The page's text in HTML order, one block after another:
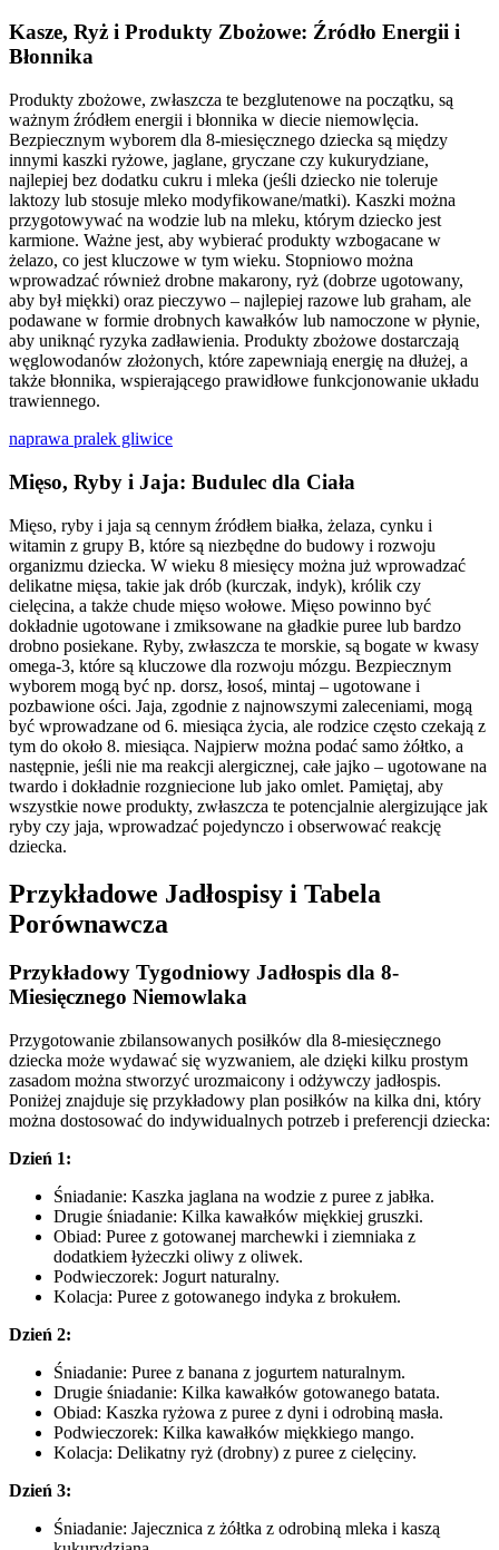
Kasze, Ryż i Produkty Zbożowe: Źródło Energii i
Błonnika
Produkty zbożowe, zwłaszcza te bezglutenowe na początku, są
ważnym źródłem energii i błonnika w diecie niemowlęcia.
Bezpiecznym wyborem dla 8-miesięcznego dziecka są między
innymi kaszki ryżowe, jaglane, gryczane czy kukurydziane,
najlepiej bez dodatku cukru i mleka (jeśli dziecko nie toleruje
laktozy lub stosuje mleko modyfikowane/matki). Kaszki można
przygotowywać na wodzie lub na mleku, którym dziecko jest
karmione. Ważne jest, aby wybierać produkty wzbogacane w
żelazo, co jest kluczowe w tym wieku. Stopniowo można
wprowadzać również drobne makarony, ryż (dobrze ugotowany,
aby był miękki) oraz pieczywo – najlepiej razowe lub graham, ale
podawane w formie drobnych kawałków lub namoczone w płynie,
aby uniknąć ryzyka zadławienia. Produkty zbożowe dostarczają
węglowodanów złożonych, które zapewniają energię na dłużej, a
także błonnika, wspierającego prawidłowe funkcjonowanie układu
trawiennego.
naprawa pralek gliwice
Mięso, Ryby i Jaja: Budulec dla Ciała
Mięso, ryby i jaja są cennym źródłem białka, żelaza, cynku i
witamin z grupy B, które są niezbędne do budowy i rozwoju
organizmu dziecka. W wieku 8 miesięcy można już wprowadzać
delikatne mięsa, takie jak drób (kurczak, indyk), królik czy
cielęcina, a także chude mięso wołowe. Mięso powinno być
dokładnie ugotowane i zmiksowane na gładkie puree lub bardzo
drobno posiekane. Ryby, zwłaszcza te morskie, są bogate w kwasy
omega-3, które są kluczowe dla rozwoju mózgu. Bezpiecznym
wyborem mogą być np. dorsz, łosoś, mintaj – ugotowane i
pozbawione ości. Jaja, zgodnie z najnowszymi zaleceniami, mogą
być wprowadzane od 6. miesiąca życia, ale rodzice często czekają z
tym do około 8. miesiąca. Najpierw można podać samo żółtko, a
następnie, jeśli nie ma reakcji alergicznej, całe jajko – ugotowane na
twardo i dokładnie rozgniecione lub jako omlet. Pamiętaj, aby
wszystkie nowe produkty, zwłaszcza te potencjalnie alergizujące jak
ryby czy jaja, wprowadzać pojedynczo i obserwować reakcję
dziecka.
Przykładowe Jadłospisy i Tabela
Porównawcza
Przykładowy Tygodniowy Jadłospis dla 8-
Miesięcznego Niemowlaka
Przygotowanie zbilansowanych posiłków dla 8-miesięcznego
dziecka może wydawać się wyzwaniem, ale dzięki kilku prostym
zasadom można stworzyć urozmaicony i odżywczy jadłospis.
Poniżej znajduje się przykładowy plan posiłków na kilka dni, który
można dostosować do indywidualnych potrzeb i preferencji dziecka:
Dzień 1:
Śniadanie: Kaszka jaglana na wodzie z puree z jabłka.
Drugie śniadanie: Kilka kawałków miękkiej gruszki.
Obiad: Puree z gotowanej marchewki i ziemniaka z
dodatkiem łyżeczki oliwy z oliwek.
Podwieczorek: Jogurt naturalny.
Kolacja: Puree z gotowanego indyka z brokułem.
Dzień 2:
Śniadanie: Puree z banana z jogurtem naturalnym.
Drugie śniadanie: Kilka kawałków gotowanego batata.
Obiad: Kaszka ryżowa z puree z dyni i odrobiną masła.
Podwieczorek: Kilka kawałków miękkiego mango.
Kolacja: Delikatny ryż (drobny) z puree z cielęciny.
Dzień 3:
Śniadanie: Jajecznica z żółtka z odrobiną mleka i kaszą